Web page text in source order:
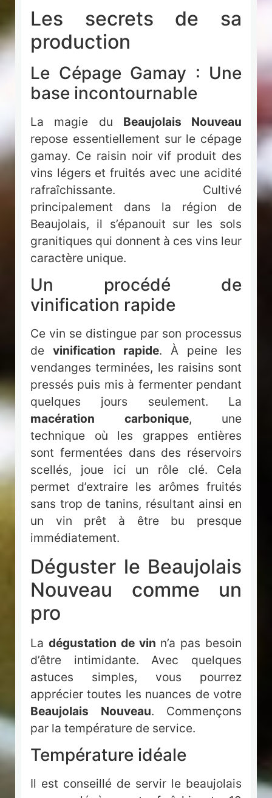
Les secrets de sa
production
Le Cépage Gamay : Une
base incontournable
La magie du Beaujolais Nouveau
repose essentiellement sur le cépage
gamay. Ce raisin noir vif produit des
vins légers et fruités avec une acidité
rafraîchissante. Cultivé
principalement dans la région de
Beaujolais, il s’épanouit sur les sols
granitiques qui donnent à ces vins leur
caractère unique.
Un procédé de
vinification rapide
Ce vin se distingue par son processus
de vinification rapide. À peine les
vendanges terminées, les raisins sont
pressés puis mis à fermenter pendant
quelques jours seulement. La
macération carbonique, une
technique où les grappes entières
sont fermentées dans des réservoirs
scellés, joue ici un rôle clé. Cela
permet d’extraire les arômes fruités
sans trop de tanins, résultant ainsi en
un vin prêt à être bu presque
immédiatement.
Déguster le Beaujolais
Nouveau comme un
pro
La dégustation de vin n’a pas besoin
d’être intimidante. Avec quelques
astuces simples, vous pourrez
apprécier toutes les nuances de votre
Beaujolais Nouveau. Commençons
par la température de service.
Température idéale
Il est conseillé de servir le beaujolais